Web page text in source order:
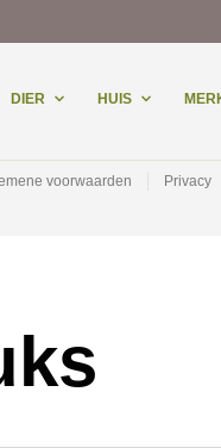
DIER HUIS
voorwaarden Privacy